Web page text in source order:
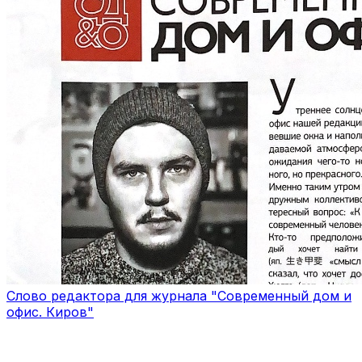
Слово редактора для журнала "Современный дом и
офис. Киров"